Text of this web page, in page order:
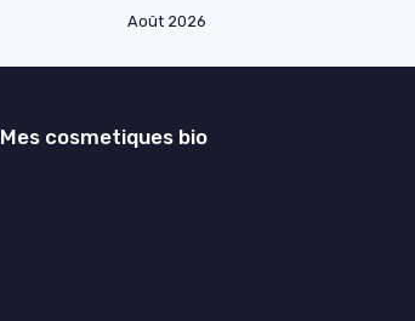
Août 2026
Mes cosmetiques bio